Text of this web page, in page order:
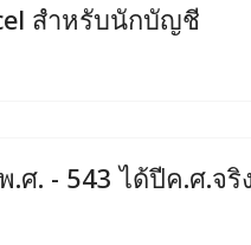
สำหรับนักบัญชี
.ศ. - 543 ได้ปีค.ศ.จริ